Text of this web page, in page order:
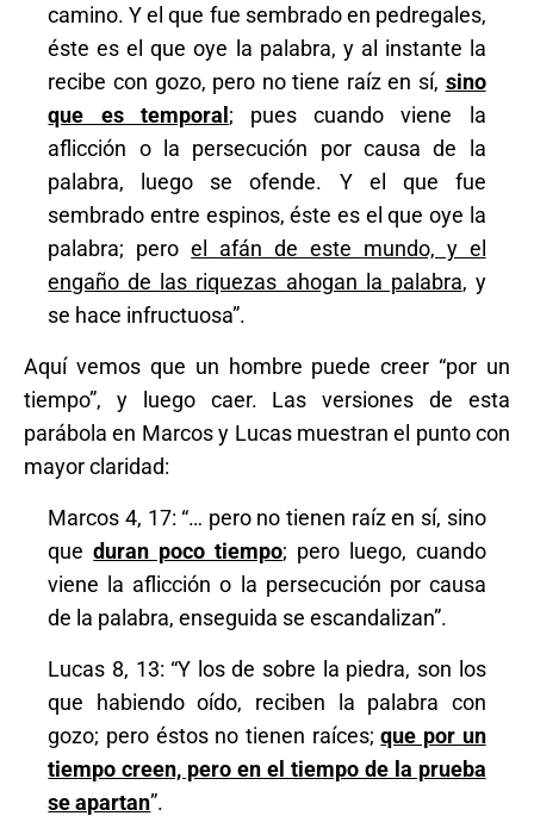
camino. Y el que fue sembrado en pedregales,
éste es el que oye la palabra, y al instante la
recibe con gozo, pero no tiene raíz en sí, sino
que es temporal; pues cuando viene la
aflicción o la persecución por causa de la
palabra, luego se ofende. Y el que fue
sembrado entre espinos, éste es el que oye la
palabra; peroel afán de este mundo, y el
engaño de las riquezas ahogan la palabra, y
se hace infructuosa”.
Aquí vemos que un hombre puede creer “por un
tiempo”, y luego caer. Las versiones de esta
parábola en Marcos y Lucas muestran el punto con
mayor claridad:
Marcos 4, 17: “… pero no tienen raíz en sí, sino
queduran poco tiempo; pero luego, cuando
viene la aflicción o la persecución por causa
de la palabra, enseguida se escandalizan”.
Lucas 8, 13: “Y los de sobre la piedra, son los
que habiendo oído, reciben la palabra con
gozo; pero éstos no tienen raíces;que por un
tiempo creen, pero en el tiempo de la prueba
se apartan”.